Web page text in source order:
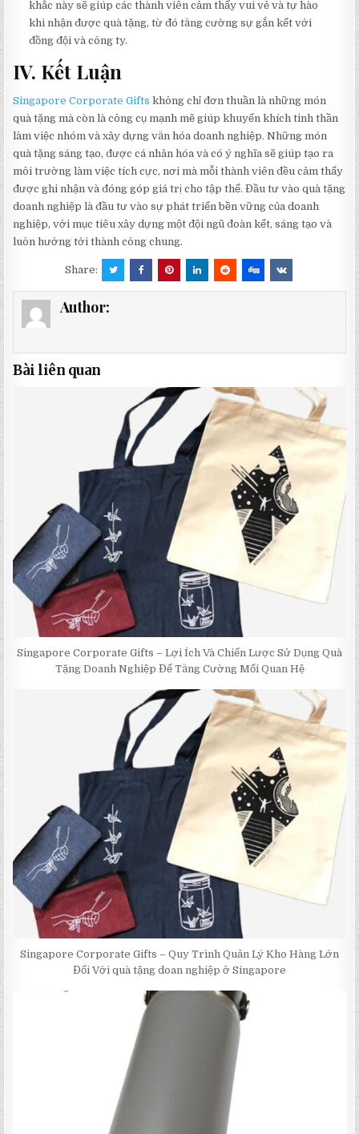
khắc này sẽ giúp các thành viên cảm thấy vui vẻ và tự hào
khi nhận được quà tặng, từ đó tăng cường sự gắn kết với
đồng đội và công ty.
IV. Kết Luận
Singapore Corporate Gifts không chỉ đơn thuần là những món
quà tặng mà còn là công cụ mạnh mẽ giúp khuyến khích tinh thần
làm việc nhóm và xây dựng văn hóa doanh nghiệp. Những món
quà tặng sáng tạo, được cá nhân hóa và có ý nghĩa sẽ giúp tạo ra
môi trường làm việc tích cực, nơi mà mỗi thành viên đều cảm thấy
được ghi nhận và đóng góp giá trị cho tập thể. Đầu tư vào quà tặng
doanh nghiệp là đầu tư vào sự phát triển bền vững của doanh
nghiệp, với mục tiêu xây dựng một đội ngũ đoàn kết, sáng tạo và
luôn hướng tới thành công chung.
Share:
Author:
Bài liên quan
Singapore Corporate Gifts – Lợi Ích Và Chiến Lược Sử Dụng Quà
Tặng Doanh Nghiệp Để Tăng Cường Mối Quan Hệ
Singapore Corporate Gifts – Quy Trình Quản Lý Kho Hàng Lớn
Đối Với quà tặng doan nghiệp ở Singapore